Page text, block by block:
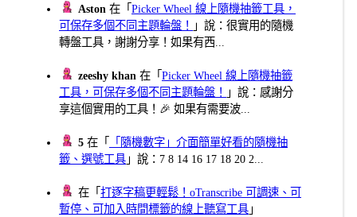
Aston 在「Picker Wheel 線上隨機抽籤工具，
可保存多個不同主題輪盤！
」說：很實用的隨機
轉盤工具，謝謝分享！如果有西...
zeeshy khan 在「Picker Wheel 線上隨機抽籤
工具，可保存多個不同主題輪盤！
」說：感謝分
享這個實用的工具！🎉 如果有需要波...
5 在「
「隨機數字」介面簡單好看的隨機抽
籤、選號工具 」說：7 8 14 16 17 18 20 2...
在「打逐字稿更輕鬆！oTranscribe 可調速、可
暫停、可加入時間標籤的線上聽寫工具 」